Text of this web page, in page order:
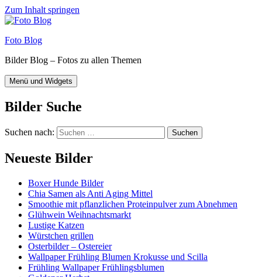
Zum Inhalt springen
Foto Blog
Bilder Blog – Fotos zu allen Themen
Menü und Widgets
Bilder Suche
Suchen nach:
Neueste Bilder
Boxer Hunde Bilder
Chia Samen als Anti Aging Mittel
Smoothie mit pflanzlichen Proteinpulver zum Abnehmen
Glühwein Weihnachtsmarkt
Lustige Katzen
Würstchen grillen
Osterbilder – Ostereier
Wallpaper Frühling Blumen Krokusse und Scilla
Frühling Wallpaper Frühlingsblumen